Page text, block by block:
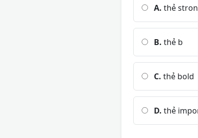
A. thẻ
B. thẻ b
C. thẻ bold
D. thẻ